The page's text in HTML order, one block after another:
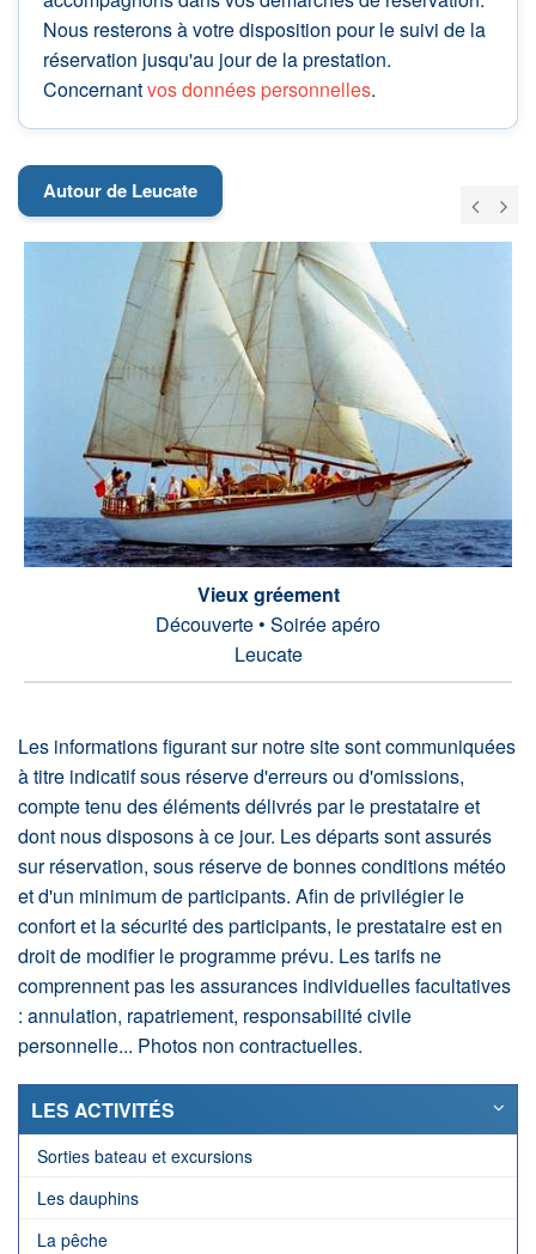
Nous resterons à votre disposition pour le suivi de la
réservation jusqu'au jour de la prestation.
Concernantvos données personnelles.
Autour de Leucate
Vieux gréement
Découverte • Soirée apéro
Leucate
Les informations figurant sur notre site sont communiquées
à titre indicatif sous réserve d'erreurs ou d'omissions,
compte tenu des éléments délivrés par le prestataire et
dont nous disposons à ce jour. Les départs sont assurés
sur réservation, sous réserve de bonnes conditions météo
et d'un minimum de participants. Afin de privilégier le
confort et la sécurité des participants, le prestataire est en
droit de modifier le programme prévu. Les tarifs ne
comprennent pas les assurances individuelles facultatives
: annulation, rapatriement, responsabilité civile
personnelle... Photos non contractuelles.
LES ACTIVITÉS
Sorties bateau et excursions
Les dauphins
La pêche